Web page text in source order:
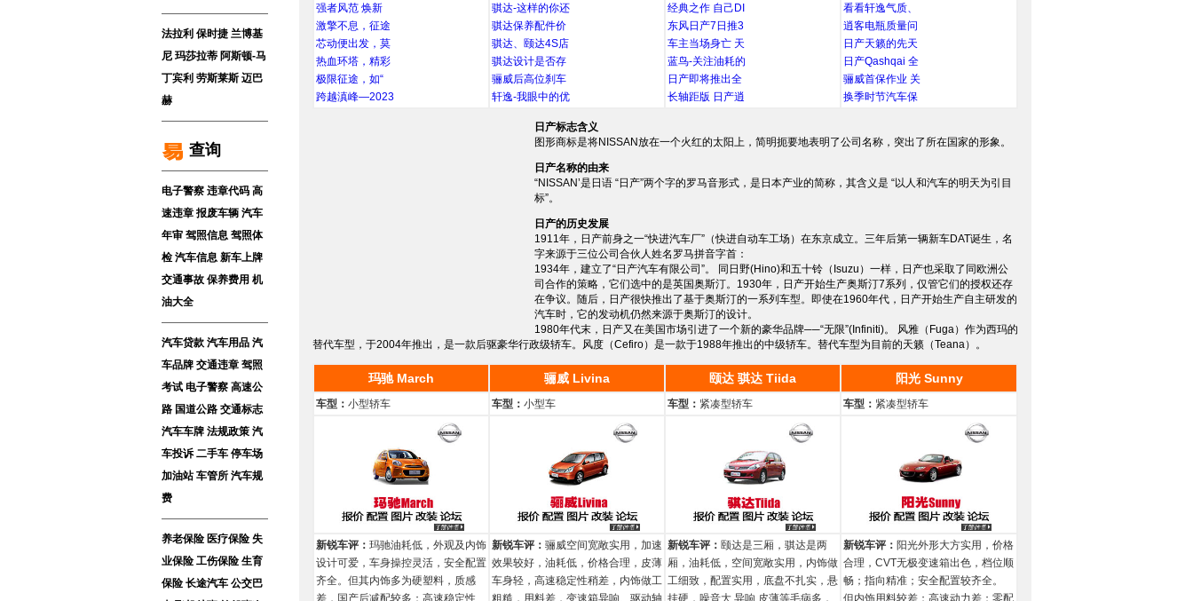
法拉利 保时捷 兰博基
尼 玛莎拉蒂 阿斯顿-马
丁宾利 劳斯莱斯 迈巴
赫
查询
电子警察 违章代码 高
速违章 报废车辆 汽车
年审 驾照信息 驾照体
检 汽车信息 新车上牌
交通事故 保养费用 机
油大全
汽车贷款 汽车用品 汽
车品牌 交通违章 驾照
考试 电子警察 高速公
路 国道公路 交通标志
汽车车牌 法规政策 汽
车投诉 二手车 停车场
加油站 车管所 汽车规
费
养老保险 医疗保险 失
业保险 工伤保险 生育
保险 长途汽车 公交巴
强者风范 焕新
激擎不息，征途
芯动便出发，莫
热血环塔，精彩
极限征途，如“
跨越滇峰—2023
骐达-这样的你还
骐达保养配件价
骐达、颐达4S店
骐达设计是否存
骊威后高位刹车
轩逸-我眼中的优
经典之作 自己DI
东风日产7日推3
车主当场身亡 天
蓝鸟-关注油耗的
日产即将推出全
长轴距版 日产逍
看看轩逸气质、
逍客电瓶质量问
日产天籁的先天
日产Qashqai 全
骊威首保作业 关
换季时节汽车保
日产标志含义
图形商标是将NISSAN放在一个火红的太阳上，简明扼要地表明了公司名称，突出了所在国家的形象。
日产名称的由来
“NISSAN’是日语 “日产”两个字的罗马音形式，是日本产业的简称，其含义是 “以人和汽车的明天为引目
标”。
日产的历史发展
1911年，日产前身之一“快进汽车厂”（快进自动车工场）在东京成立。三年后第一辆新车DAT诞生，名
字来源于三位公司合伙人姓名罗马拼音字首：
1934年，建立了“日产汽车有限公司”。 同日野(Hino)和五十铃（Isuzu）一样，日产也采取了同欧洲公
司合作的策略，它们选中的是英国奥斯汀。1930年，日产开始生产奥斯汀7系列，仅管它们的授权还存
在争议。随后，日产很快推出了基于奥斯汀的一系列车型。即使在1960年代，日产开始生产自主研发的
汽车时，它的发动机仍然来源于奥斯汀的设计。
1980年代末，日产又在美国市场引进了一个新的豪华品牌──“无限”(Infiniti)。 风雅（Fuga）作为西玛的
替代车型，于2004年推出，是一款后驱豪华行政级轿车。风度（Cefiro）是一款于1988年推出的中级轿车。替代车型为目前的天籁（Teana）。
玛驰 March 骊威 Livina 颐达 骐达 Tiida 阳光 Sunny
车型： 小型轿车 车型： 小型车 车型： 紧凑型轿车 车型： 紧凑型轿车
新锐车评： 玛驰油耗低，外观及内饰
设计可爱，车身操控灵活，安全配置
齐全。但其内饰多为硬塑料，质感
新锐车评： 骊威空间宽敞实用，加速
效果较好，油耗低，价格合理，皮薄
车身轻，高速稳定性稍差，内饰做工
新锐车评： 颐达是三厢，骐达是两
厢，油耗低，空间宽敞实用，内饰做
工细致，配置实用，底盘不扎实，悬
新锐车评： 阳光外形大方实用，价格
合理，CVT无极变速箱出色，档位顺
畅；指向精准；安全配置较齐全。